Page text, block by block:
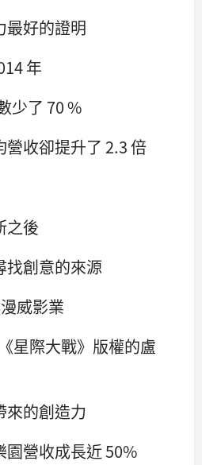
最好的證明
年
少了 70 %
收卻提升了 2.3 倍
之後
找創意的來源
威影業
星際大戰》版權的盧
來的創造力
營收成長近 50%